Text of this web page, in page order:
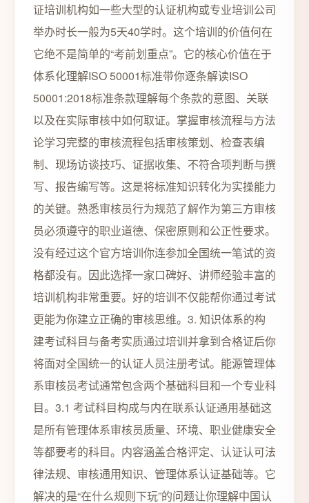
证培训机构如一些大型的认证机构或专业培训公司
举办时长一般为5天40学时。这个培训的价值何在
它绝不是简单的“考前划重点”。它的核心价值在于
体系化理解ISO 50001标准带你逐条解读ISO
50001:2018标准条款理解每个条款的意图、关联
以及在实际审核中如何取证。掌握审核流程与方法
论学习完整的审核流程包括审核策划、检查表编
制、现场访谈技巧、证据收集、不符合项判断与撰
写、报告编写等。这是将标准知识转化为实操能力
的关键。熟悉审核员行为规范了解作为第三方审核
员必须遵守的职业道德、保密原则和公正性要求。
没有经过这个官方培训你连参加全国统一笔试的资
格都没有。因此选择一家口碑好、讲师经验丰富的
培训机构非常重要。好的培训不仅能帮你通过考试
更能为你建立正确的审核思维。3. 知识体系的构
建考试科目与备考实质通过培训并拿到合格证后你
将面对全国统一的认证人员注册考试。能源管理体
系审核员考试通常包含两个基础科目和一个专业科
目。3.1 考试科目构成与内在联系认证通用基础这
是所有管理体系审核员质量、环境、职业健康安全
等都要考的科目。内容涵盖合格评定、认证认可法
律法规、审核通用知识、管理体系认证基础等。它
解决的是“在什么规则下玩”的问题让你理解中国认